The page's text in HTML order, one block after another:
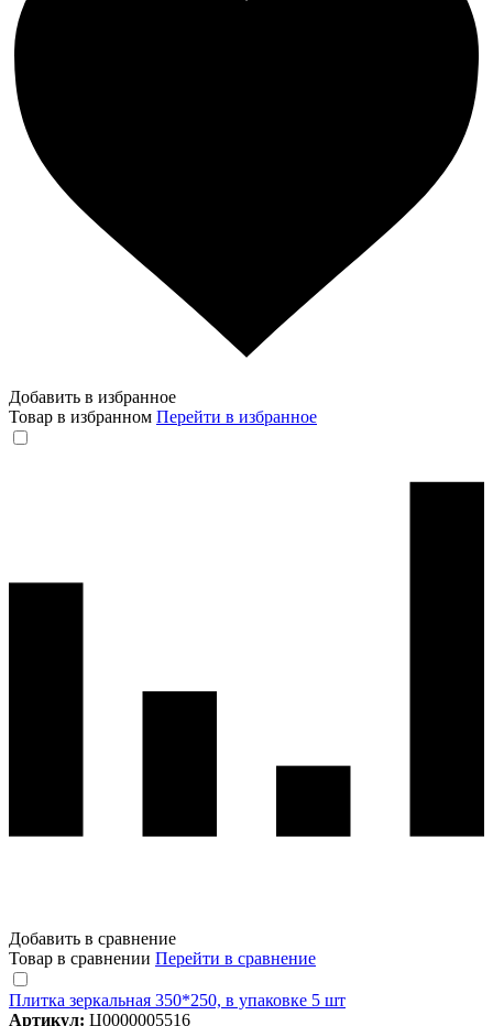
Добавить в избранное
Товар в избранном Перейти в избранное
Добавить в сравнение
Товар в сравнении Перейти в сравнение
Плитка зеркальная 350*250, в упаковке 5 шт
Артикул: Ц0000005516